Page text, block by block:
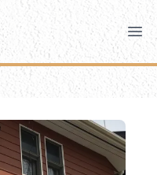
ド業100年の安心 ペイン
ド
心の取り組み
くあるご質問